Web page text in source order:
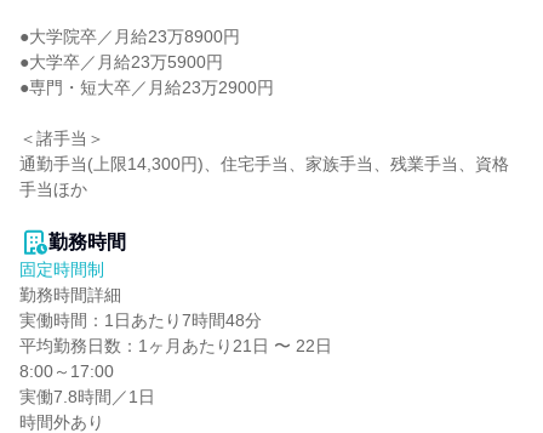
●大学院卒／月給23万8900円
●大学卒／月給23万5900円
●専門・短大卒／月給23万2900円
＜諸手当＞
通勤手当(上限14,300円)、住宅手当、家族手当、残業手当、資格
手当ほか
勤務時間
固定時間制
勤務時間詳細
実働時間：1日あたり7時間48分
平均勤務日数：1ヶ月あたり21日 〜 22日
8:00～17:00
実働7.8時間／1日
時間外あり